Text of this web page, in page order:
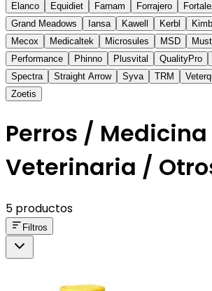
Elanco
Equidiet Farnam Forrajero
Grand Meadows
Iansa Kawell Kerbl
Mecox
Medicaltek Microsules MSD
Performance
Phinno Plusvital QualityPro
Spectra
Straight Arrow Syva TRM
Zoetis
Perros / Medicina
Veterinaria /
5 productos
Filtros